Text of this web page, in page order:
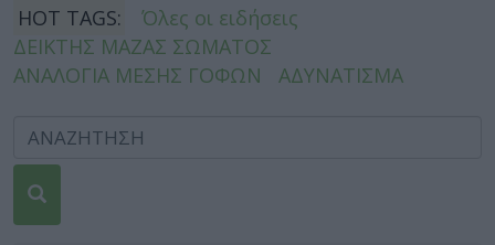
HOT TAGS:
Όλες οι ειδήσεις
ΔΕΙΚΤΗΣ ΜΑΖΑΣ ΣΩΜΑΤΟΣ
ΑΝΑΛΟΓΙΑ ΜΕΣΗΣ ΓΟΦΩΝ
ΑΔΥΝΑΤΙΣΜΑ